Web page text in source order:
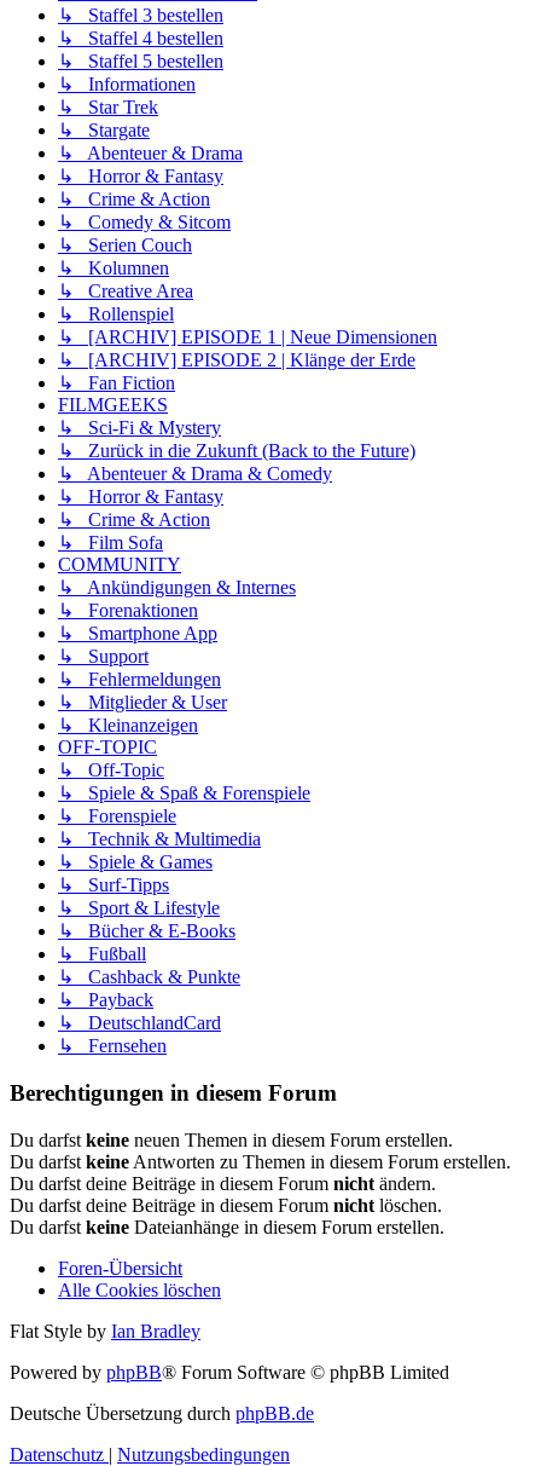
↳ Staffel 3 bestellen
↳ Staffel 4 bestellen
↳ Staffel 5 bestellen
↳ Informationen
↳ Star Trek
↳ Stargate
↳ Abenteuer & Drama
↳ Horror & Fantasy
↳ Crime & Action
↳ Comedy & Sitcom
↳ Serien Couch
↳ Kolumnen
↳ Creative Area
↳ Rollenspiel
↳ [ARCHIV] EPISODE 1 | Neue Dimensionen
↳ [ARCHIV] EPISODE 2 | Klänge der Erde
↳ Fan Fiction
FILMGEEKS
↳ Sci-Fi & Mystery
↳ Zurück in die Zukunft (Back to the Future)
↳ Abenteuer & Drama & Comedy
↳ Horror & Fantasy
↳ Crime & Action
↳ Film Sofa
COMMUNITY
↳ Ankündigungen & Internes
↳ Forenaktionen
↳ Smartphone App
↳ Support
↳ Fehlermeldungen
↳ Mitglieder & User
↳ Kleinanzeigen
OFF-TOPIC
↳ Off-Topic
↳ Spiele & Spaß & Forenspiele
↳ Forenspiele
↳ Technik & Multimedia
↳ Spiele & Games
↳ Surf-Tipps
↳ Sport & Lifestyle
↳ Bücher & E-Books
↳ Fußball
↳ Cashback & Punkte
↳ Payback
↳ DeutschlandCard
↳ Fernsehen
Berechtigungen in diesem Forum
Du darfst keine neuen Themen in diesem Forum erstellen.
Du darfst keine Antworten zu Themen in diesem Forum erstellen.
Du darfst deine Beiträge in diesem Forum nicht ändern.
Du darfst deine Beiträge in diesem Forum nicht löschen.
Du darfst keine Dateianhänge in diesem Forum erstellen.
Foren-Übersicht
Alle Cookies löschen
Flat Style by Ian Bradley
Powered by phpBB® Forum Software © phpBB Limited
Deutsche Übersetzung durch phpBB.de
Datenschutz | Nutzungsbedingungen